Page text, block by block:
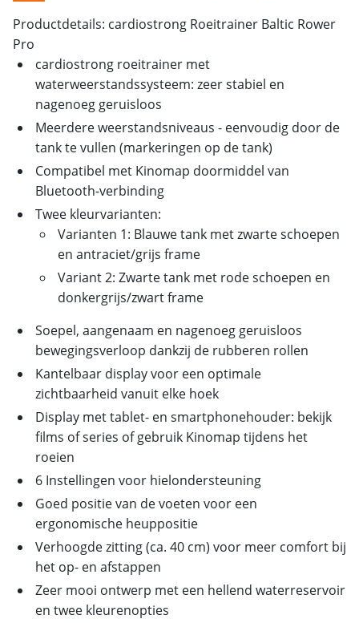
Productdetails: cardiostrong Roeitrainer Baltic Rower
Pro
cardiostrong roeitrainer met
waterweerstandssysteem: zeer stabiel en
nagenoeg geruisloos
Meerdere weerstandsniveaus - eenvoudig door de
tank te vullen (markeringen op de tank)
Compatibel met Kinomap doormiddel van
Bluetooth-verbinding
Twee kleurvarianten:
Varianten 1: Blauwe tank met zwarte schoepen
en antraciet/grijs frame
Variant 2: Zwarte tank met rode schoepen en
donkergrijs/zwart frame
Soepel, aangenaam en nagenoeg geruisloos
bewegingsverloop dankzij de rubberen rollen
Kantelbaar display voor een optimale
zichtbaarheid vanuit elke hoek
Display met tablet- en smartphonehouder: bekijk
films of series of gebruik Kinomap tijdens het
roeien
6 Instellingen voor hielondersteuning
Goed positie van de voeten voor een
ergonomische heuppositie
Verhoogde zitting (ca. 40 cm) voor meer comfort bij
het op- en afstappen
Zeer mooi ontwerp met een hellend waterreservoir
en twee kleurenopties